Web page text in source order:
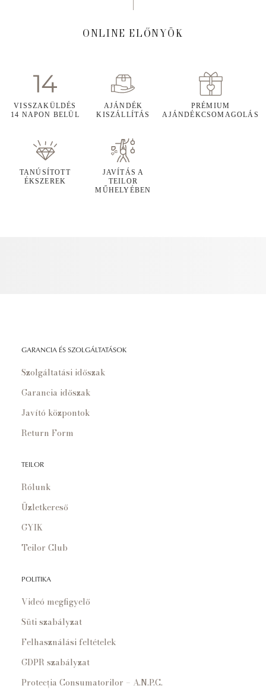
ONLINE ELŐNYÖK
VISSZAKÜLDÉS
14 NAPON BELÜL
AJÁNDÉK
KISZÁLLÍTÁS
PRÉMIUM
AJÁNDÉKCSOMAGOLÁS
TANÚSÍTOTT
ÉKSZEREK
JAVÍTÁS A
TEILOR
MŰHELYÉBEN
GARANCIA ÉS SZOLGÁLTATÁSOK
Szolgáltatási időszak
Garancia időszak
Javító központok
Return Form
TEILOR
Rólunk
Üzletkereső
GYIK
Teilor Club
POLITIKA
Videó megfigyelő
Süti szabályzat
Felhasználási feltételek
GDPR szabályzat
Protecția Consumatorilor – A.N.P.C.